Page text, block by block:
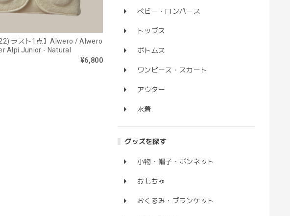
ベビー・ロンパース
トップス
ボトムス
ワンピース・スカート
アウター
水着
グッズを探す
小物・帽子・ボンネット
おもちゃ
おくるみ・ブランケット
ラスト1点】Alwero / Alwero
Alpi Junior - Natural
¥6,800